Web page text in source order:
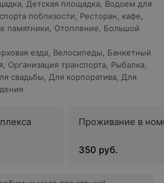
Детская площадка Водоем для
поблизости
Ресторан, кафе,
памятники Отопление
Большой
езда Велосипеды
Банкетный
Организация транспорта Рыбалка
свадьбы Для корпоратива Для
Проживание в
350 руб.